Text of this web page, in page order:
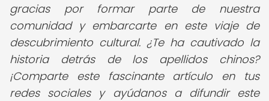
gracias por formar parte de nuestra
comunidad y embarcarte en este viaje de
descubrimiento cultural. ¿Te ha cautivado la
historia detrás de los apellidos chinos?
¡Comparte este fascinante artículo en tus
redes sociales y ayúdanos a difundir este